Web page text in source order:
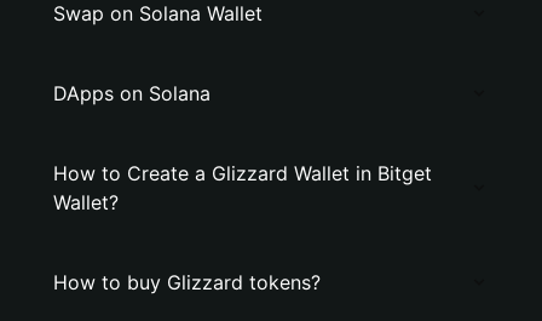
Swap on Solana Wallet
DApps on Solana
How to Create a Glizzard Wallet in Bitget
Wallet?
How to buy Glizzard tokens?